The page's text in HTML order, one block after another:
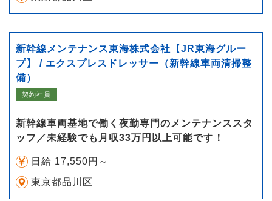
新幹線メンテナンス東海株式会社【JR東海グルー
プ】 / エクスプレスドレッサー（新幹線車両清掃整
備）
契約社員
新幹線車両基地で働く夜勤専門のメンテナンススタ
ッフ／未経験でも月収33万円以上可能です！
日給 17,550円～
東京都品川区